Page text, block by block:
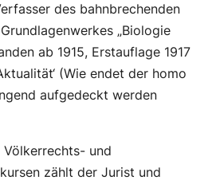
des bahnbrechenden
„Biologie
ab 1915, Erstauflage 1917
(Wie endet der homo
aufgedeckt werden
Völkerrechts- und
zählt der Jurist und